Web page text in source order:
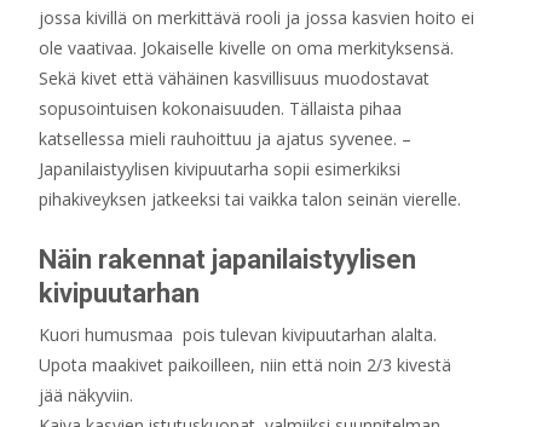
jossa kivillä on merkittävä rooli ja jossa kasvien hoito ei
ole vaativaa. Jokaiselle kivelle on oma merkityksensä.
Sekä kivet että vähäinen kasvillisuus muodostavat
sopusointuisen kokonaisuuden. Tällaista pihaa
katsellessa mieli rauhoittuu ja ajatus syvenee. –
Japanilaistyylisen kivipuutarha sopii esimerkiksi
pihakiveyksen jatkeeksi tai vaikka talon seinän vierelle.
Näin rakennat japanilaistyylisen
kivipuutarhan
Kuori humusmaa pois tulevan kivipuutarhan alalta.
Upota maakivet paikoilleen, niin että noin 2/3 kivestä
jää näkyviin.